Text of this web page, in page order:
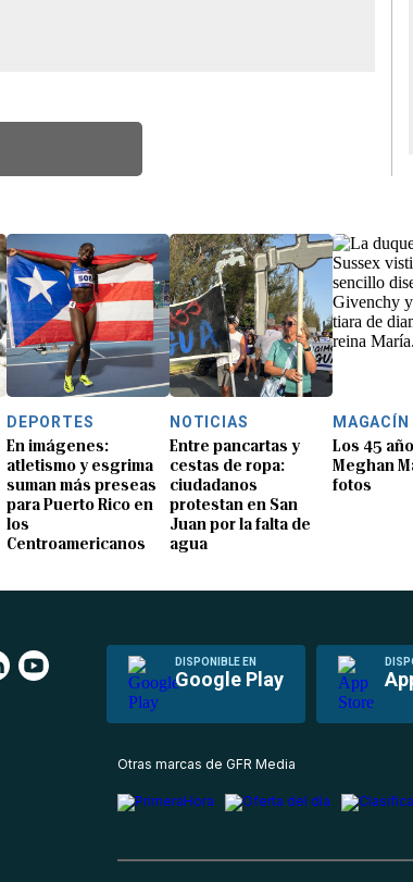
DEPORTES
En imágenes:
atletismo y esgrima
suman más preseas
para Puerto Rico en
los
Centroamericanos
NOTICIAS
Entre pancartas y
cestas de ropa:
ciudadanos
protestan en San
Juan por la falta de
agua
MAGACÍN
Los 45
Meghan
fotos
DISPONIBLE EN
Google Play
Otras marcas de GFR Media